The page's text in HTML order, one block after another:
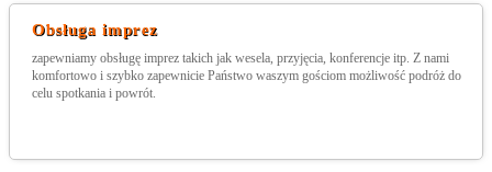
Obsługa imprez
zapewniamy obsługę imprez takich jak wesela, przyjęcia, konferencje itp. Z nami
komfortowo i szybko zapewnicie Państwo waszym gościom możliwość podróż do
celu spotkania i powrót.